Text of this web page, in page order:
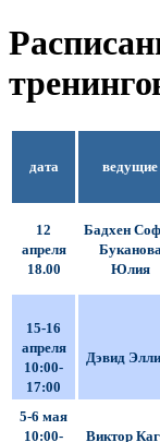
дата ведущие
12
апреля
18.00
Бадхен
Буканова
Юлия
15-16
апреля
10:00-
17:00
Дэвид
5-6 мая
10:00-
Виктор